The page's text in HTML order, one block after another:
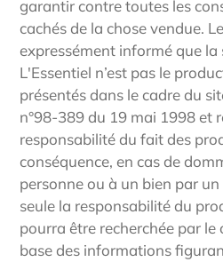
garantir contre toutes les
cachés de la chose vendue.
expressément informé que la
L'Essentiel n’est pas le
présentés dans le cadre du
n°98-389 du 19 mai 1998 et
responsabilité du fait des
conséquence, en cas de
personne ou à un bien par
seule la responsabilité du
pourra être recherchée par
base des informations